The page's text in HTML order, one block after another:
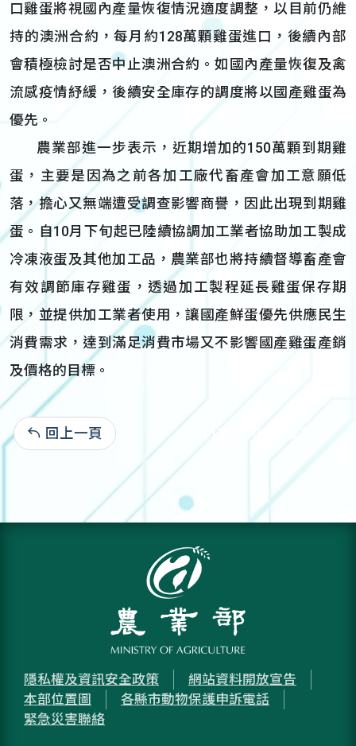
口雞蛋將視國內產量恢復情況適度調整，以目前仍維
持的澳洲合約，每月約128萬顆雞蛋進口，後續內部
會積極檢討是否中止澳洲合約。如國內產量恢復及禽
流感疫情紓緩，後續安全庫存的調度將以國產雞蛋為
優先。
農業部進一步表示，近期增加的150萬顆到期雞
蛋，主要是因為之前各加工廠代畜產會加工意願低
落，擔心又無端遭受調查影響商譽，因此出現到期雞
蛋。自10月下旬起已陸續協調加工業者協助加工製成
冷凍液蛋及其他加工品，農業部也將持續督導畜產會
有效調節庫存雞蛋，透過加工製程延長雞蛋保存期
限，並提供加工業者使用，讓國產鮮蛋優先供應民生
消費需求，達到滿足消費市場又不影響國產雞蛋產銷
及價格的目標。
回上一頁 112-11-04:15,278
隱私權及資訊安全政策
網站資料開放宣告
本部位置圖
各縣市動物保護申訴電話
緊急災害聯絡